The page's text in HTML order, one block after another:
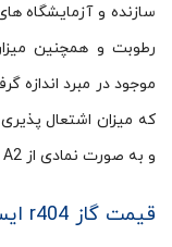
سازنده و آزمایشگاه
که میزان اشتعال
و به صورت نمادی از A1، A2 تا B3 در سرتیفیکیت بیان می‌شود.
قیمت گاز r404 ایسکون